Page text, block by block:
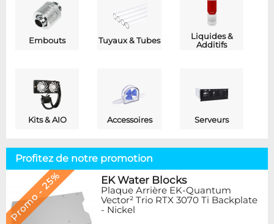
Embouts Tuyaux & Tubes
Liquides &
Additifs
Kits & AIO Accessoires Serveurs
Profitez de notre promotion
Promo - 25% EK Water Blocks
Plaque Arrière EK-Quantum
Vector² Trio RTX 3070 Ti Backplate
- Nickel